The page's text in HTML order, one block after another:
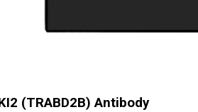
(TRABD2B) Antibody